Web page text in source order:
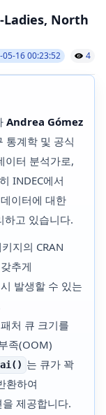
Ladies, North
05-16 00:23:52 4
Andrea Gómez
통계학 및 공식
이터 분석가로,
INDEC에서
이터에 대한
하고 있습니다.
지의 CRAN
추게
발생할 수 있는
처 큐 크기를
족(OOM)
는 큐가 꽉
환하여
제공합니다.